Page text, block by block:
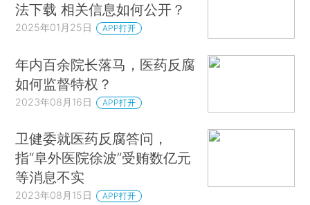
法下载 相关信息如何公开？
2025年01月25日 APP打开
年内百余院长落马，医药反腐
如何监督特权？
2023年08月16日 APP打开
卫健委就医药反腐答问，
指“阜外医院徐波”受贿数亿元
等消息不实
2023年08月15日 APP打开